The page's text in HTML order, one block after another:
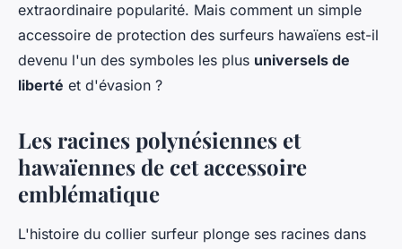
extraordinaire popularité. Mais comment un simple
accessoire de protection des surfeurs hawaïens est-il
devenu l'un des symboles les plus universels de
liberté et d'évasion ?
Les racines polynésiennes et
hawaïennes de cet accessoire
emblématique
L'histoire du collier surfeur plonge ses racines dans